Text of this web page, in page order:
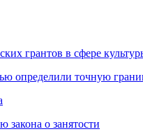
грантов в сфере
определили точную
закона о занятости